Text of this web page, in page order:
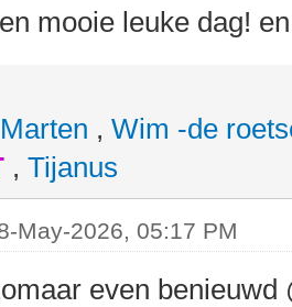
mooie leuke dag!
Marten , Wim -de
, Tijanus
May-2026, 05:17 PM
even benieuwd